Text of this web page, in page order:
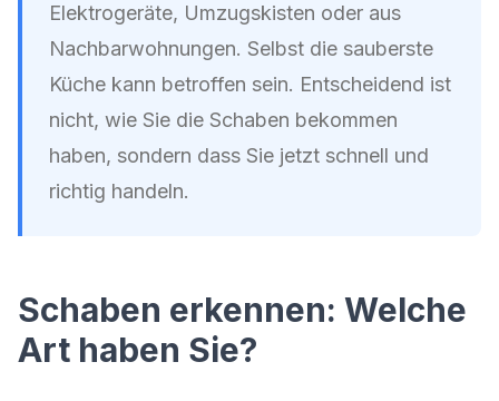
Elektrogeräte, Umzugskisten oder aus
Nachbarwohnungen. Selbst die sauberste
Küche kann betroffen sein. Entscheidend ist
nicht, wie Sie die Schaben bekommen
haben, sondern dass Sie jetzt schnell und
richtig handeln.
Schaben erkennen: Welche
Art haben Sie?